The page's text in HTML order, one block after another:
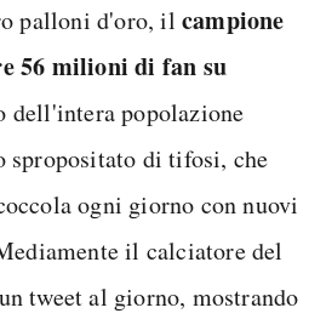
palloni d'oro, ilcampione
56 milioni di fan su
dell'intera popolazione
spropositato di tifosi, che
ogni giorno con nuovi
il calciatore del
tweet al giorno, mostrando